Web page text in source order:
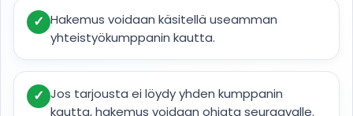
✓ Hakemus voidaan käsitellä useamman
yhteistyökumppanin kautta.
✓ Jos tarjousta ei löydy yhden kumppanin
kautta, hakemus voidaan ohjata seuraavalle.